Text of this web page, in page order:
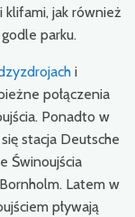
klifami, jak również
parku.
i
połączenia
Ponadto w
stacja Deutsche
Świnoujścia
Latem w
pływają